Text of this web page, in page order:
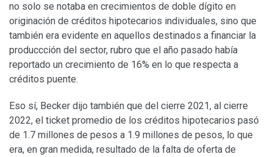
no solo se notaba en crecimientos de doble dígito en
originación de créditos hipotecarios individuales, sino que
también era evidente en aquellos destinados a financiar la
produccción del sector, rubro que el año pasado había
reportado un crecimiento de 16% en lo que respecta a
créditos puente.
Eso sí, Becker dijo también que del cierre 2021, al cierre
2022, el ticket promedio de los créditos hipotecarios pasó
de 1.7 millones de pesos a 1.9 millones de pesos, lo que
era, en gran medida, resultado de la falta de oferta de